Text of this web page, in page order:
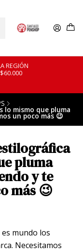
REGIÓN
lo mismo que pluma
un poco más 😉
pluma
y te
más 😉
mundo los
Necesitamos